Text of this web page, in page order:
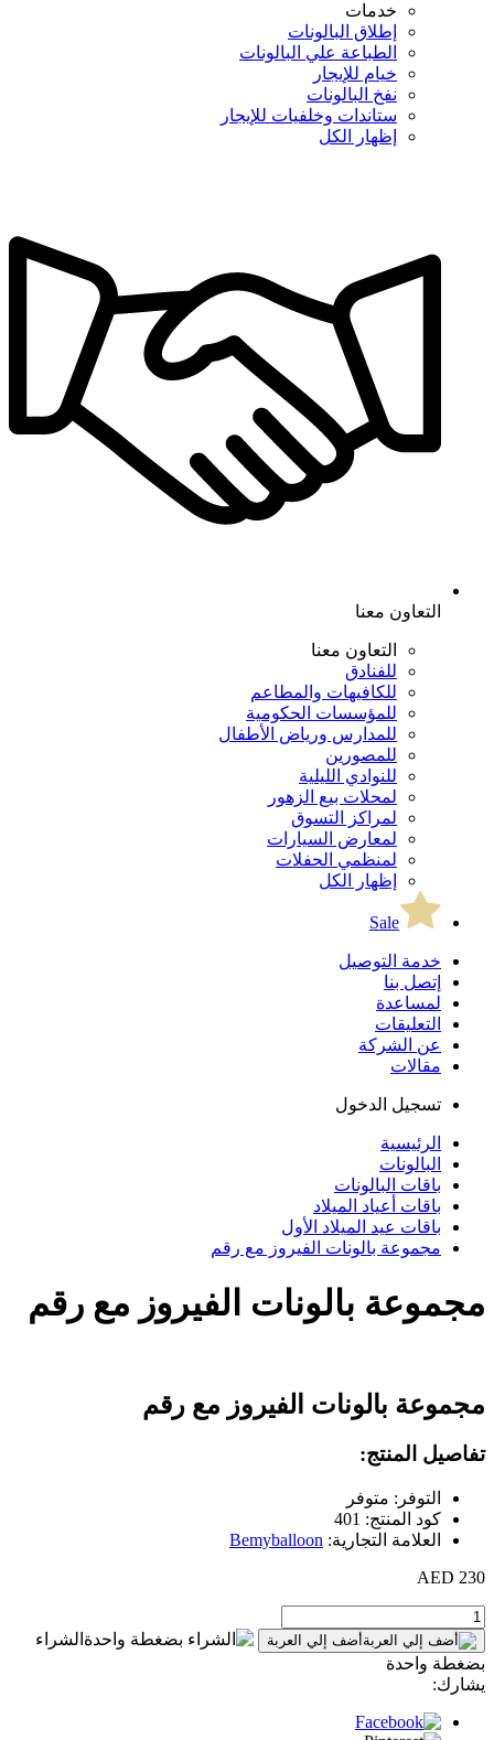
خدمات
إطلاق البالونات
الطباعة علي البالونات
خيام للإيجار
نفخ البالونات
ستاندات وخلفيات للإيجار
إظهار الكل
التعاون معنا
التعاون معنا
للفنادق
للكافيهات والمطاعم
للمؤسسات الحكومية
للمدارس ورياض الأطفال
للمصورين
للنوادي الليلية
لمحلات بيع الزهور
لمراكز التسوق
لمعارض السيارات
لمنظمي الحفلات
إظهار الكل
Sale
خدمة التوصيل
إتصل بنا
لمساعدة
التعليقات
عن الشركة
مقالات
تسجيل الدخول
الرئيسية
البالونات
باقات البالونات
باقات أعياد الميلاد
باقات عيد الميلاد الأول
مجموعة بالونات الفيروز مع رقم
مجموعة بالونات الفيروز مع رقم
مجموعة بالونات الفيروز مع رقم
تفاصيل المنتج:
التوفر: متوفر
كود المنتج: 401
العلامة التجارية: Bemyballoon
230 AED
أضف إلي العربة
الشراء
بضغطة واحدة
يشارك: